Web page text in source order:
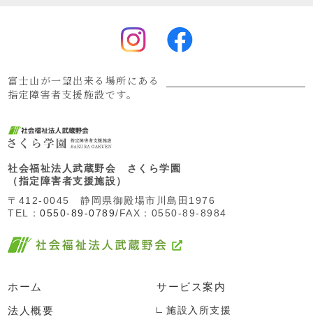
富士山が一望出来る場所にある
指定障害者支援施設です。
社会福祉法人武蔵野会 さくら学園
（指定障害者支援施設）
〒412-0045 静岡県御殿場市川島田1976
TEL：0550-89-0789/FAX：0550-89-8984
ホーム
法人概要
サービス案内
施設入所支援